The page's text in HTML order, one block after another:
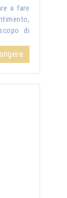
a fare
di